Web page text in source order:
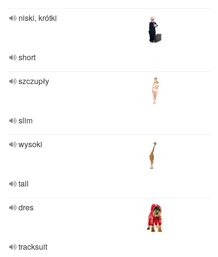
niski, krótki
short
szczupły
slim
wysoki
tall
dres
tracksuit